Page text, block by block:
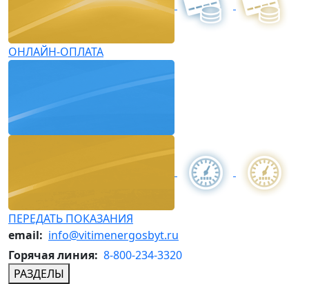
ОНЛАЙН-ОПЛАТА
ПЕРЕДАТЬ ПОКАЗАНИЯ
email: info@vitimenergosbyt.ru
Горячая линия: 8-800-234-3320
РАЗДЕЛЫ